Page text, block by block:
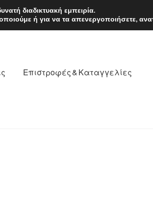
Δευτέρα-Παρ.
Επιστροφές & Καταγγελίες
διαδικτυακή εμπειρία.
ή για να τα απενεργοποιήσετε,